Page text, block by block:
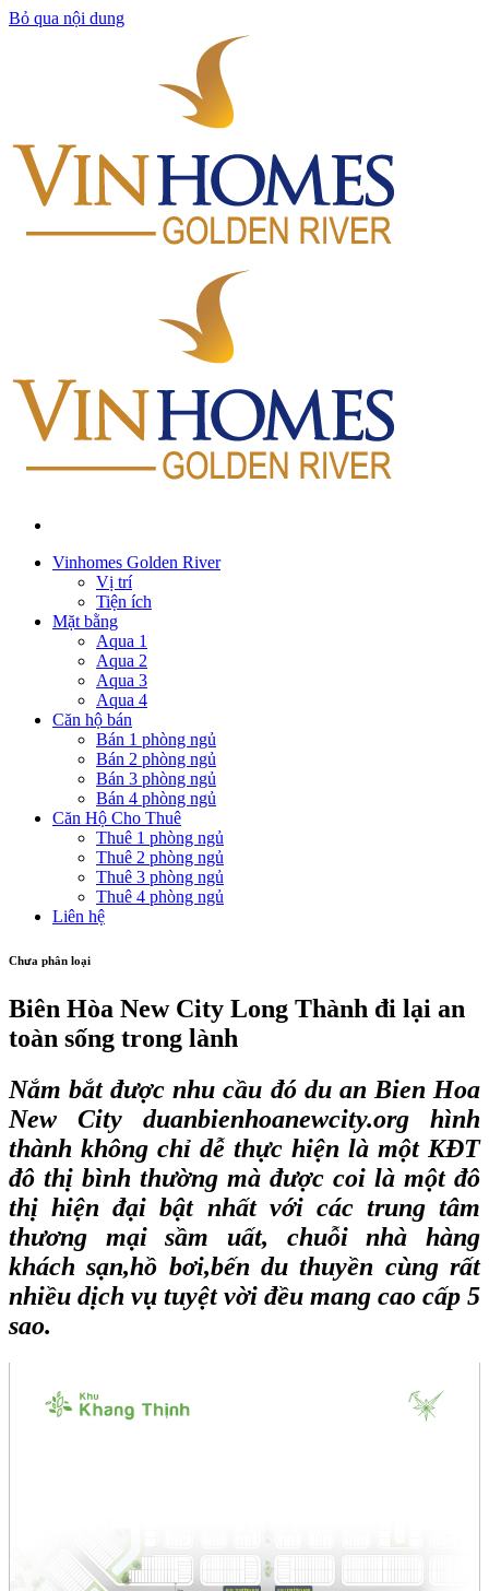
Bỏ qua nội dung
Vinhomes Golden River
Vị trí
Tiện ích
Mặt bằng
Aqua 1
Aqua 2
Aqua 3
Aqua 4
Căn hộ bán
Bán 1 phòng ngủ
Bán 2 phòng ngủ
Bán 3 phòng ngủ
Bán 4 phòng ngủ
Căn Hộ Cho Thuê
Thuê 1 phòng ngủ
Thuê 2 phòng ngủ
Thuê 3 phòng ngủ
Thuê 4 phòng ngủ
Liên hệ
Chưa phân loại
Biên Hòa New City Long Thành đi lại an
toàn sống trong lành
Nắm bắt được nhu cầu đó du an Bien Hoa
New City duanbienhoanewcity.org hình
thành không chỉ dễ thực hiện là một KĐT
đô thị bình thường mà được coi là một đô
thị hiện đại bật nhất với các trung tâm
thương mại sầm uất, chuỗi nhà hàng
khách sạn,hồ bơi,bến du thuyền cùng rất
nhiều dịch vụ tuyệt vời đều mang cao cấp 5
sao.